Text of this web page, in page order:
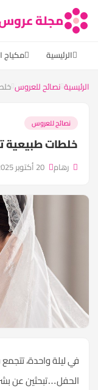
مجلة
الرئيسية مكياج
الرئيسية نصائح للعروس
نصائح للعروس
خلطات طبيعية
رهام
في ليلة واحدة،
الحفل…تبحثين عن